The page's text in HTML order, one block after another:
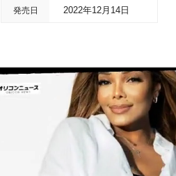
発売日 2022年12月14日